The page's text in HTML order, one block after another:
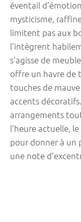
éventail
mysticisme,
limitent pas aux
l’intègrent
s’agisse de
offre un havre de
touches de
accents
arrangements
l’heure actuelle,
pour donner à un
une note